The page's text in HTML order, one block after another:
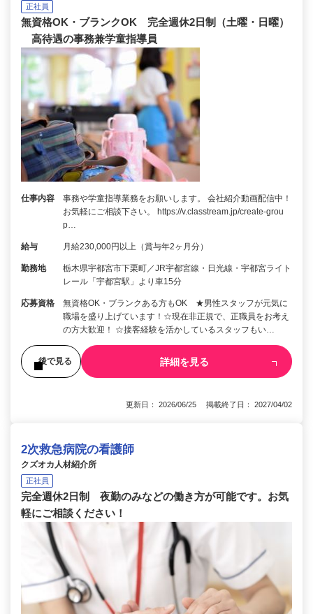
正社員
無資格OK・ブランクOK 完全週休2日制（土曜・日曜）
高待遇の事務兼学童指導員
仕事内容
事務や学童指導業務をお願いします。 会社紹介動画配信中！
お気軽にご相談下さい。 https://v.classtream.jp/create-grou
p…
給与 月給230,000円以上（賞与年2ヶ月分）
勤務地
栃木県宇都宮市下栗町／JR宇都宮線・日光線・宇都宮ライト
レール「宇都宮駅」より車15分
応募資格
無資格OK・ブランクある方もOK ★男性スタッフが元気に
職場を盛り上げています！☆現在非正規で、正職員をお考え
の方大歓迎！ ☆接客経験を活かしているスタッフもい…
後で見る 詳細を見る
更新日： 2026/06/25 掲載終了日： 2027/04/02
2次救急病院の看護師
クズオカ人材紹介所
正社員
完全週休2日制 夜勤のみなどの働き方が可能です。お気
軽にご相談ください！